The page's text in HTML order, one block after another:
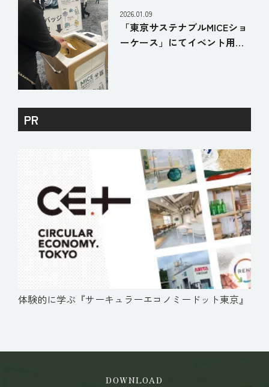
2026.01.09
「東京サステナブルMICEショ
ーケース」にてイベント用ネ
PR
体験的に学ぶ『サーキュラーエコノミードット東京』
DOWNLOAD